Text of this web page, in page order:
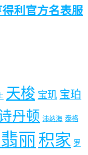
利官方名表服
天梭 宝玑 宝珀
丹顿 沛纳海 泰格
丽 积家 罗